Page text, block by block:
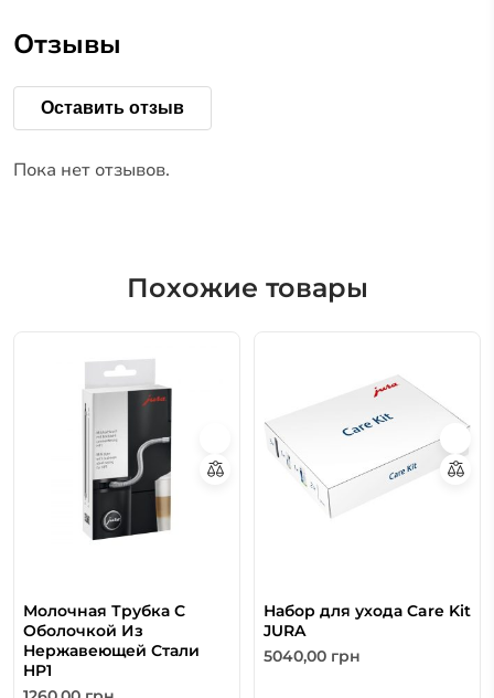
Отзывы
Оставить отзыв
Пока нет отзывов.
Похожие товары
Молочная Трубка С
Оболочкой Из
Нержавеющей Стали
HP1
Набор для ухода Care Kit
JURA
5040,00 грн